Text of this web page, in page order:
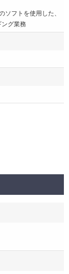
フトを使用した、
グ業務